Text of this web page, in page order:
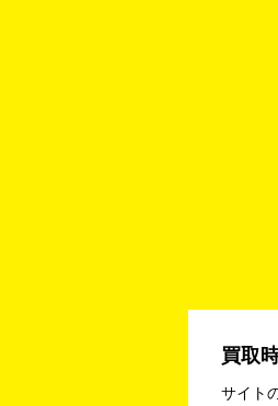
買取
サイト